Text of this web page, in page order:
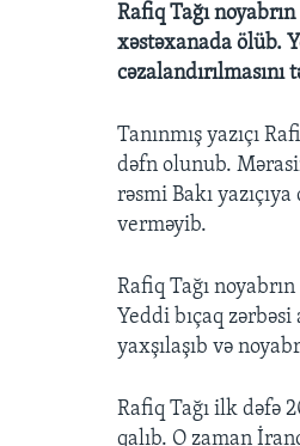
Rafiq Tağı
xəstəxanada ölüb.
cəzalandırılmasını
Tanınmış yazıçı
dəfn olunub.
rəsmi Bakı
verməyib.
Rafiq Tağı
Yeddi bıçaq
yaxşılaşıb və
Rafiq Tağı ilk dəfə
qalıb. O zaman